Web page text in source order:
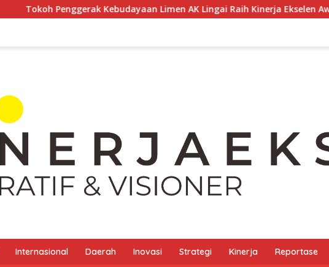
Kebudayaan Limen AK Lingai Raih Kinerja Ekselen Award II-2026
Internasional Daerah Inovasi Strategi Kinerja Reportase